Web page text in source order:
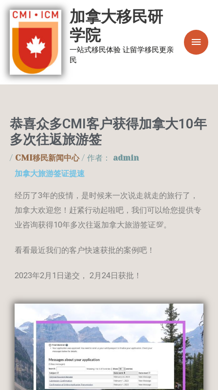
跳
加拿大移民研
学院
一站式移民体验 让留学移民更亲
民
菜
单
恭喜众多CMI客户获得加拿大10年
多次往返旅游签
/ CMI移民新闻中心/ 作者：
admin
加拿大旅游签证提速
经历了3年的疫情，是时候来一次说走就走的旅行了，
加拿大欢迎您！赶紧行动起啦吧，我们可以给您提供专
业咨询获得10年多次往返加拿大旅游签证💯。
看看最近我们的客户快速获批的案例吧！
2023年2月1日递交， 2月24日获批！